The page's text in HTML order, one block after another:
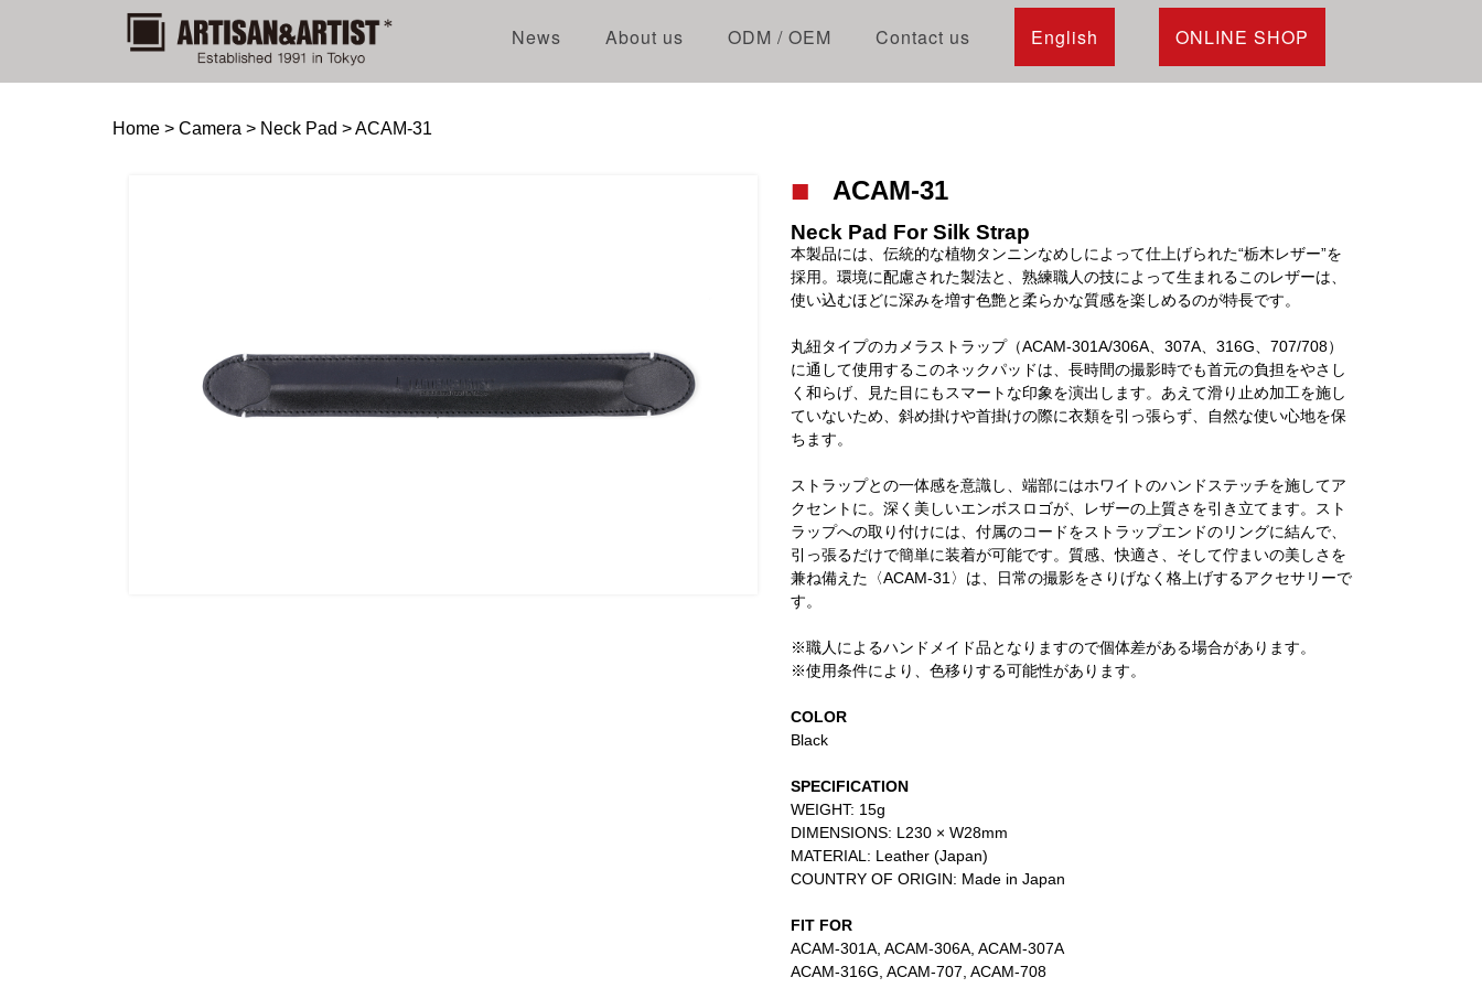
News About us ODM / OEM Contact us English ONLINE SHOP
Home > Camera > Neck Pad >ACAM-31
ACAM-31
Neck Pad For Silk Strap
本製品には、伝統的な植物タンニンなめしによって仕上げられた“栃木レザー”を
採用。環境に配慮された製法と、熟練職人の技によって生まれるこのレザーは、
使い込むほどに深みを増す色艶と柔らかな質感を楽しめるのが特長です。
丸紐タイプのカメラストラップ（ACAM-301A/306A、307A、316G、707/708）
に通して使用するこのネックパッドは、長時間の撮影時でも首元の負担をやさし
く和らげ、見た目にもスマートな印象を演出します。あえて滑り止め加工を施し
ていないため、斜め掛けや首掛けの際に衣類を引っ張らず、自然な使い心地を保
ちます。
ストラップとの一体感を意識し、端部にはホワイトのハンドステッチを施してア
クセントに。深く美しいエンボスロゴが、レザーの上質さを引き立てます。スト
ラップへの取り付けには、付属のコードをストラップエンドのリングに結んで、
引っ張るだけで簡単に装着が可能です。質感、快適さ、そして佇まいの美しさを
兼ね備えた〈ACAM-31〉は、日常の撮影をさりげなく格上げするアクセサリーで
す。
※職人によるハンドメイド品となりますので個体差がある場合があります。
※使用条件により、色移りする可能性があります。
COLOR
Black
SPECIFICATION
WEIGHT: 15g
DIMENSIONS: L230 × W28mm
MATERIAL: Leather (Japan)
COUNTRY OF ORIGIN: Made in Japan
FIT FOR
ACAM-301A, ACAM-306A, ACAM-307A
ACAM-316G, ACAM-707, ACAM-708